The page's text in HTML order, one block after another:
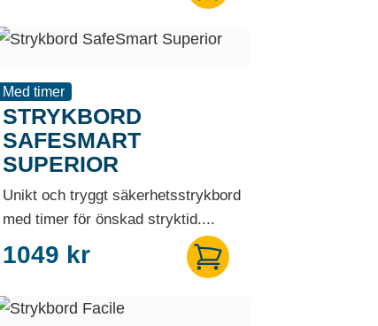
Med timer
STRYKBORD
SAFESMART
SUPERIOR
Unikt och tryggt säkerhetsstrykbord
med timer för önskad stryktid....
1049 kr